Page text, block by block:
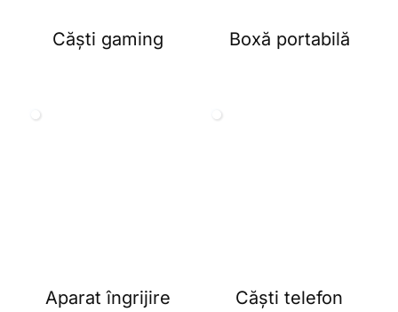
Căști gaming Boxă portabilă
Aparat îngrijire
Căști telefon